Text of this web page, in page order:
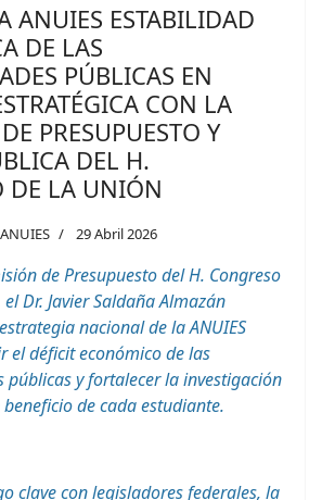
ANUIES ESTABILIDAD
DE LAS
PÚBLICAS EN
CON LA
PRESUPUESTO Y
DEL H.
DE LA UNIÓN
ANUIES 29 Abril 2026
de Presupuesto del H. Congreso
Dr. Javier Saldaña Almazán
nacional de la ANUIES
el déficit económico de las
públicas y fortalecer la investigación
de cada estudiante.
clave con legisladores federales, la